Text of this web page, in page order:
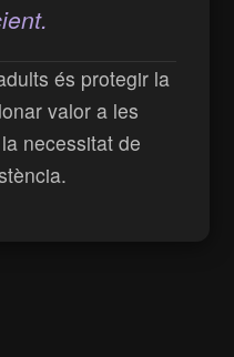
és protegir la
valor a les
necessitat de